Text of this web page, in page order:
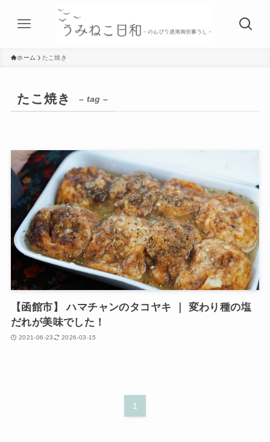
ホーム たこ焼き
たこ焼き – tag –
【函館市】 ハマチャンのタコヤキ ｜ 変わり種の塩
だれが美味でした！
2021-06-23 2026-03-15
1